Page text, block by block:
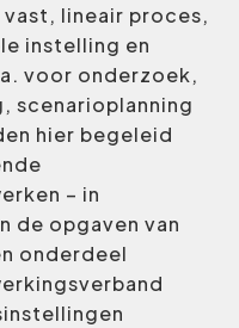
lineair proces,
instelling en
voor onderzoek,
scenarioplanning
hier begeleid
– in
de opgaven van
onderdeel